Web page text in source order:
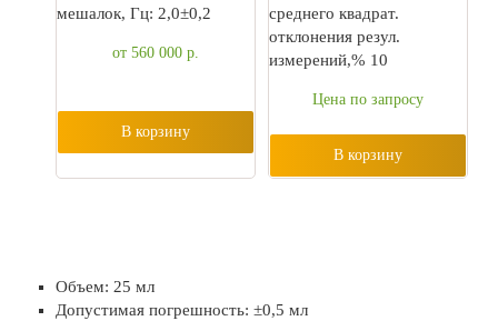
мешалок, Гц: 2,0±0,2
от 560 000 р.
В корзину
среднего квадрат.
отклонения резул.
измерений,% 10
Цена по запросу
В корзину
Объем: 25 мл
Допустимая погрешность: ±0,5 мл